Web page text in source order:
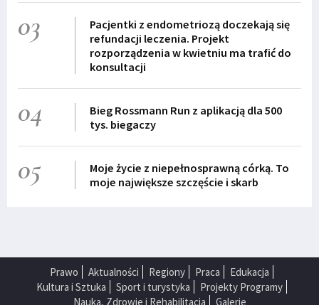
03
Pacjentki z endometriozą doczekają się
refundacji leczenia. Projekt
rozporządzenia w kwietniu ma trafić do
konsultacji
04
Bieg Rossmann Run z aplikacją dla 500
tys. biegaczy
05
Moje życie z niepełnosprawną córką. To
moje największe szczęście i skarb
Prawo Aktualności Regiony Praca
Edukacja
Kultura i Sztuka
Sport i turystyka
Projekty Programy
Nauka, Zdrowie i Rehabilitacja
Galerie